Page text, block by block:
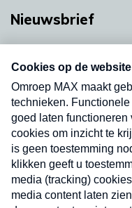
Nieuwsbrief
nieuwsbrief. Elke
uw mailbox.